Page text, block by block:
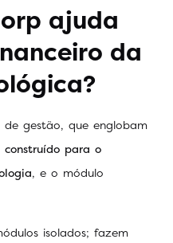
ajuda
da
de gestão, que englobam
para o
, e o módulo
isolados; fazem